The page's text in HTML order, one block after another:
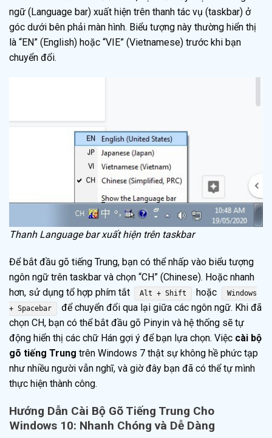
ngữ (Language bar) xuất hiện trên thanh tác vụ (taskbar) ở
góc dưới bên phải màn hình. Biểu tượng này thường hiển thị
là “EN” (English) hoặc “VIE” (Vietnamese) trước khi bạn
chuyển đổi.
Thanh Language bar xuất hiện trên taskbar
Để bắt đầu gõ tiếng Trung, bạn có thể nhấp vào biểu tượng
ngôn ngữ trên taskbar và chọn “CH” (Chinese). Hoặc nhanh
hơn, sử dụng tổ hợp phím tắt
Alt + Shift hoặc
Windows
+ Spacebar
để chuyển đổi qua lại giữa các ngôn ngữ. Khi đã
chọn CH, bạn có thể bắt đầu gõ Pinyin và hệ thống sẽ tự
động hiển thị các chữ Hán gợi ý để bạn lựa chọn. Việc cài bộ
gõ tiếng Trung trên Windows 7 thật sự không hề phức tạp
như nhiều người vẫn nghĩ, và giờ đây bạn đã có thể tự mình
thực hiện thành công.
Hướng Dẫn Cài Bộ Gõ Tiếng Trung Cho
Windows 10: Nhanh Chóng và Dễ Dàng